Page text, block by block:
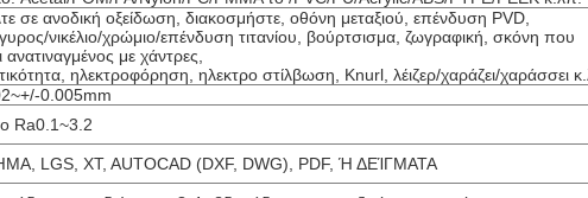
σε ανοδική οξείδωση, διακοσμήστε, οθόνη μεταξιού, επένδυση PVD,
νικέλιο/χρώμιο/επένδυση τιτανίου, βούρτσισμα, ζωγραφική, σκόνη που
ανατιναγμένος με χάντρες,
ηλεκτροφόρηση, ηλεκτρο στίλβωση, Knurl, λέιζερ/χαράζει/χαράσσει
0.005mm
Ra0.1~3.2
LGS, XT, AUTOCAD (DXF, DWG), PDF, Ή ΔΕΊΓΜΑΤΑ